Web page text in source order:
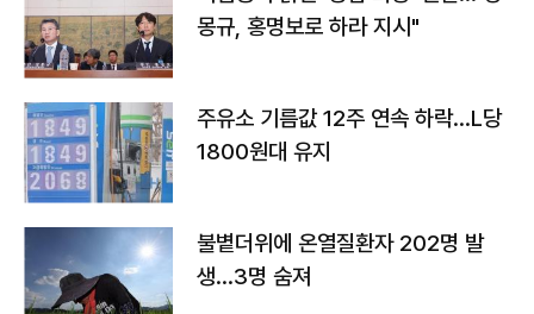
몽규, 홍명보로 하라 지시"
주유소 기름값 12주 연속 하락…L당
1800원대 유지
불볕더위에 온열질환자 202명 발
생…3명 숨져